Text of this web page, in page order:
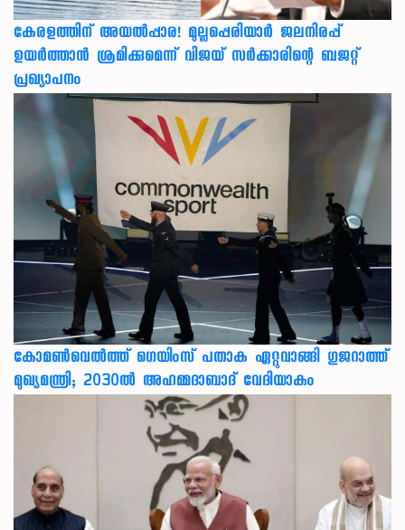
കേരളത്തിന് അ‌യൽപ്പാര! മുല്ലപ്പെരിയാർ ജലനിരപ്പ്
ഉയർത്താൻ ശ്രമിക്കുമെന്ന് വിജയ് സർക്കാരിന്റെ ബജറ്റ്
പ്രഖ്യാപനം
കോമൺവെൽത്ത് ഗെയിംസ് പതാക ഏറ്റുവാങ്ങി ഗുജറാത്ത്
മുഖ്യമന്ത്രി; 2030ൽ അഹമ്മദാബാദ് വേദിയാകും